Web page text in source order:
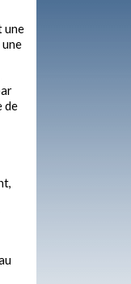
une
une
de